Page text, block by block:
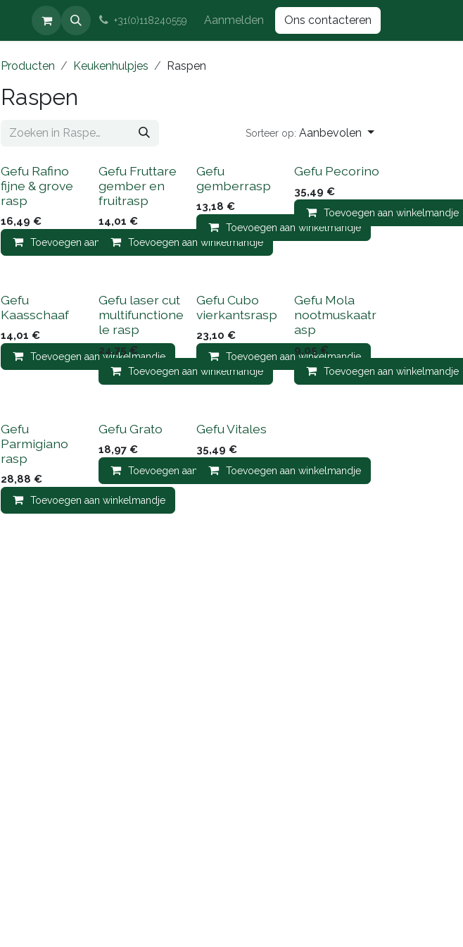
Contact +31(0)118240559 Aanmelden Ons contacteren
Producten Keukenhulpjes Raspen
Raspen
Sorteer op: Aanbevolen
Gefu Rafino
fijne & grove
rasp
16,49 €
Toevoegen aan winkelmandje
Gefu Fruttare
gember en
fruitrasp
14,01 €
Toevoegen aan winkelmandje
Gefu
gemberrasp
13,18 €
Toevoegen aan winkelmandje
Gefu Pecorino
35,49 €
Toevoegen aan winkelmandje
Gefu
Kaasschaaf
14,01 €
Toevoegen aan winkelmandje
Gefu laser cut
multifunctione
le rasp
24,75 €
Toevoegen aan winkelmandje
Gefu Cubo
vierkantsrasp
23,10 €
Toevoegen aan winkelmandje
Gefu Mola
nootmuskaatr
asp
9,05 €
Toevoegen aan winkelmandje
Gefu
Parmigiano
rasp
28,88 €
Toevoegen aan winkelmandje
Gefu Grato
18,97€
Toevoegen aan winkelmandje
Gefu Vitales
35,49 €
Toevoegen aan winkelmandje